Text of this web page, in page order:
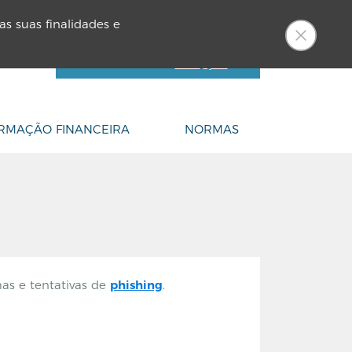
suas finalidades e
FINANCEIRA NORMAS
e tentativas de phishing.